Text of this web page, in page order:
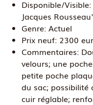
Disponible/Visible:
Jacques
Genre: Actuel
Prix neuf: 2300
Commentaires:
velours; une
petite poche
du sac; possibilité
cuir réglable;